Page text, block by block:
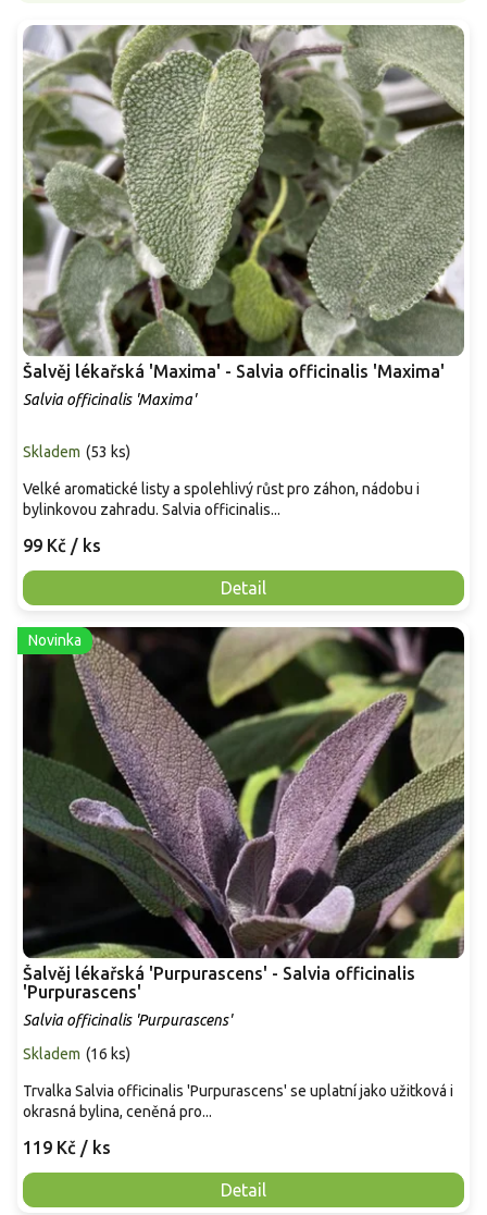
Šalvěj lékařská 'Maxima' - Salvia officinalis 'Maxima'
Salvia officinalis 'Maxima'
Skladem (53 ks)
99 Kč / ks
Detail
Velké aromatické listy a spolehlivý růst pro záhon, nádobu i
bylinkovou zahradu. Salvia officinalis...
Novinka
Šalvěj lékařská 'Purpurascens' - Salvia officinalis
'Purpurascens'
Salvia officinalis 'Purpurascens'
Skladem (16 ks)
119 Kč / ks
Detail
Trvalka Salvia officinalis 'Purpurascens' se uplatní jako užitková i
okrasná bylina, ceněná pro...